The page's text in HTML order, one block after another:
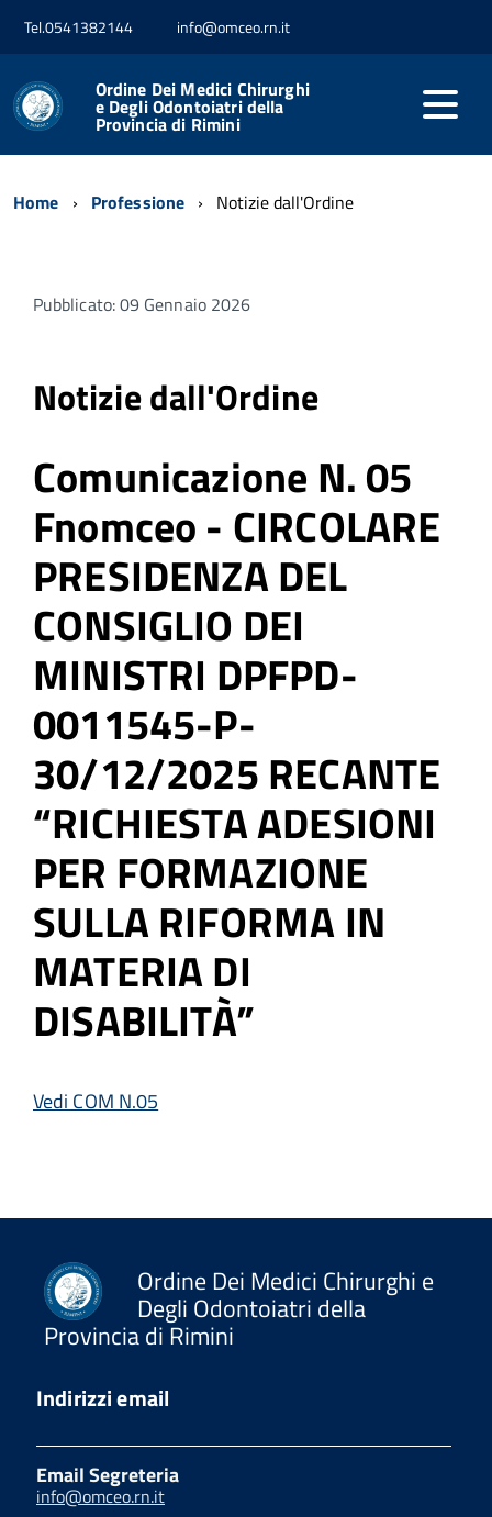
Tel.0541382144 info@omceo.rn.it
Ordine Dei Medici Chirurghi
e Degli Odontoiatri della
Provincia di Rimini
Home Professione Notizie dall'Ordine
Pubblicato: 09 Gennaio 2026
Notizie dall'Ordine
Comunicazione N. 05
Fnomceo - CIRCOLARE
PRESIDENZA DEL
CONSIGLIO DEI
MINISTRI DPFPD-
0011545-P-
30/12/2025 RECANTE
“RICHIESTA ADESIONI
PER FORMAZIONE
SULLA RIFORMA IN
MATERIA DI
DISABILITÀ”
Vedi COM N.05
Ordine Dei Medici Chirurghi e
Degli Odontoiatri della
Provincia di Rimini
Indirizzi email
Email Segreteria
info@omceo.rn.it